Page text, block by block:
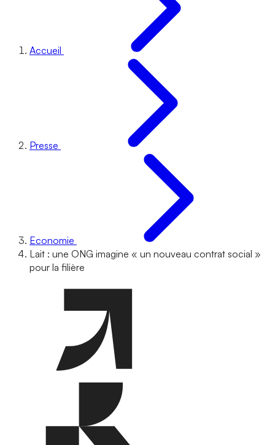
Accueil
Presse
Economie
Lait : une ONG imagine « un nouveau contrat social »
pour la filière